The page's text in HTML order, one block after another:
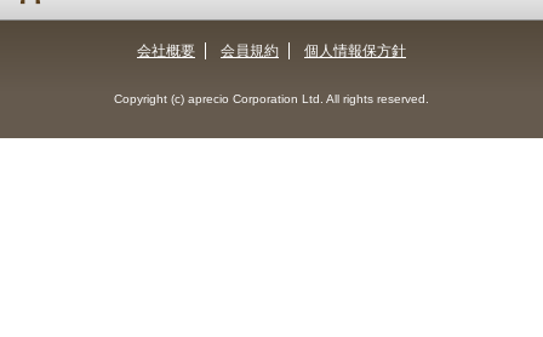
会社概要 会員規約 個人情報保方針
Copyright (c) aprecio Corporation Ltd. All rights reserved.